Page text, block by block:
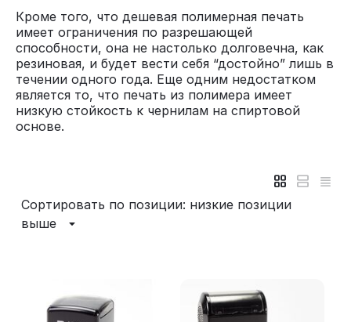
Кроме того, что дешевая полимерная печать
имеет ограничения по разрешающей
способности, она не настолько долговечна, как
резиновая, и будет вести себя “достойно” лишь в
течении одного года. Еще одним недостатком
является то, что печать из полимера имеет
низкую стойкость к чернилам на спиртовой
основе.
Сортировать по позиции: низкие позиции
выше